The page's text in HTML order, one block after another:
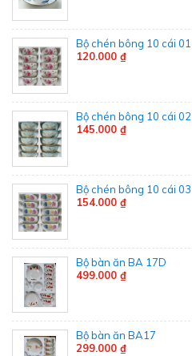
Bộ chén bông 10 cái 01
120.000 ₫
Bộ chén bông 10 cái 02
145.000 ₫
Bộ chén bông 10 cái 03
154.000 ₫
Bộ bàn ăn BA 17D
499.000 ₫
Bộ bàn ăn BA17
299.000 ₫